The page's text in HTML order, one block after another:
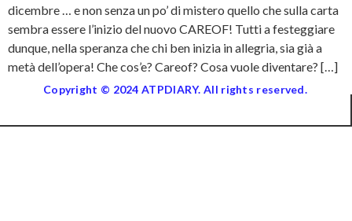
dicembre … e non senza un po’ di mistero quello che sulla carta
sembra essere l’inizio del nuovo CAREOF! Tutti a festeggiare
dunque, nella speranza che chi ben inizia in allegria, sia già a
metà dell’opera! Che cos’e? Careof? Cosa vuole diventare? […]
Copyright © 2024 ATPDIARY. All rights reserved.